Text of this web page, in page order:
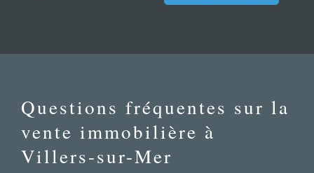
Questions fréquentes sur la
vente immobilière à
Villers-sur-Mer